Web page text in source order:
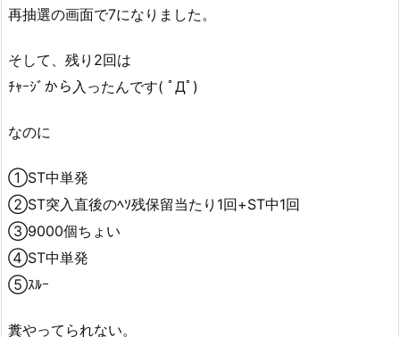
再抽選の画面で7になりました。
そして、残り2回は
ﾁｬｰｼﾞから入ったんです( ﾟДﾟ)
なのに
①ST中単発
②ST突入直後のﾍｿ残保留当たり1回+ST中1回
③9000個ちょい
④ST中単発
⑤ｽﾙｰ
糞やってられない。